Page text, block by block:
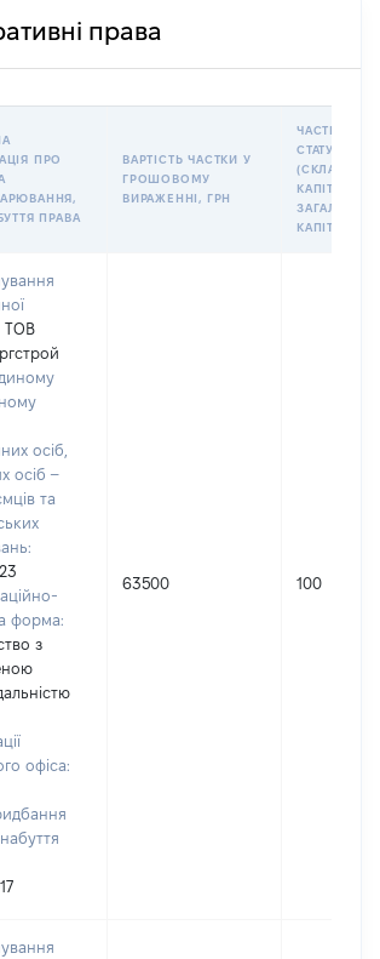
права
ПРО
ПРАВА
ВАРТІСТЬ ЧАСТКИ У
ГРОШОВОМУ
ВИРАЖЕННІ, ГРН
ЧАСТКА У
СТАТУТНОМУ
КАПІТАЛІ (%
КАПІТАЛУ)
ТОВ
осіб,
осіб –
та
форма:
з
офіса:
63500 100